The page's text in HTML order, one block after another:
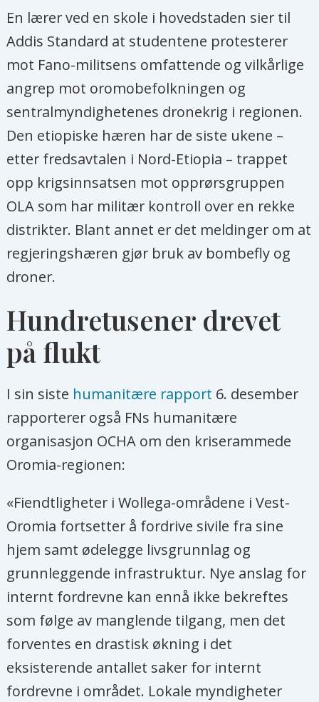
En lærer ved en skole i hovedstaden sier til
Addis Standard at studentene protesterer
mot Fano-militsens omfattende og vilkårlige
angrep mot oromobefolkningen og
sentralmyndighetenes dronekrig i regionen.
Den etiopiske hæren har de siste ukene –
etter fredsavtalen i Nord-Etiopia – trappet
opp krigsinnsatsen mot opprørsgruppen
OLA som har militær kontroll over en rekke
distrikter. Blant annet er det meldinger om at
regjeringshæren gjør bruk av bombefly og
droner.
Hundretusener drevet
på flukt
I sin siste humanitære rapport 6. desember
rapporterer også FNs humanitære
organisasjon OCHA om den kriserammede
Oromia-regionen:
«Fiendtligheter i Wollega-områdene i Vest-
Oromia fortsetter å fordrive sivile fra sine
hjem samt ødelegge livsgrunnlag og
grunnleggende infrastruktur. Nye anslag for
internt fordrevne kan ennå ikke bekreftes
som følge av manglende tilgang, men det
forventes en drastisk økning i det
eksisterende antallet saker for internt
fordrevne i området. Lokale myndigheter